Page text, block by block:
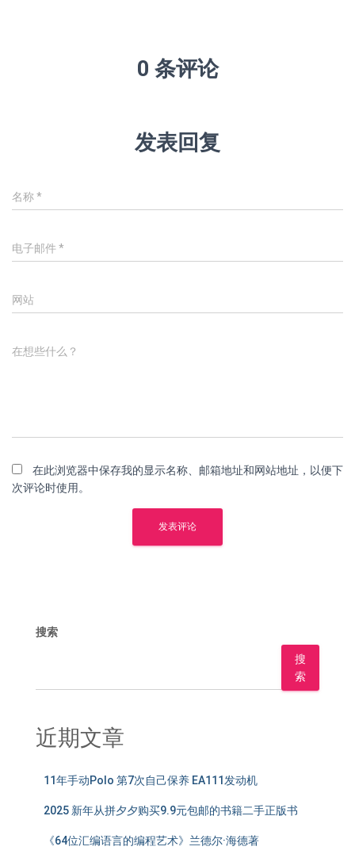
0 条评论
发表回复
名称*
电子邮件 *
网站
在想些什么？
在此浏览器中保存我的显示名称、邮箱地址和网站地址，以便下
次评论时使用。
搜索
搜
索
近期文章
11年手动Polo 第7次自己保养 EA111发动机
2025 新年从拼夕夕购买9.9元包邮的书籍二手正版书
《64位汇编语言的编程艺术》兰德尔·海德著